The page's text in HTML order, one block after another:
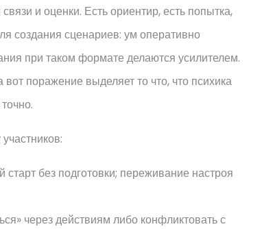
и оценки. Есть ориентир, есть попытка,
создания сценариев: ум оперативно
при таком формате делаются усилителем.
поражение выделяет то что, что психика
без подготовки; переживание настроя
через действиям либо конфликтовать с